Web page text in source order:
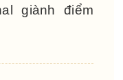
giành điểm